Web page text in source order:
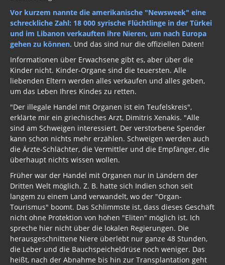
Vor kurzem nannte die amerikanische "Newsweek" eine
schreckliche Zahl: 18 000 syrische Flüchtlinge in der Türkei
und im Libanon verkauften ihre Nieren, um nach Europa
gehen zu können. Und das sind nur die offiziellen Daten!
Informationen über Erwachsene gibt es, aber über die
Kinder nicht. Kinder-Organe sind die teuersten. Alle
liebenden Eltern werden alles verkaufen und alles geben,
um das Leben Ihres Kindes zu retten.
"Der illegale Handel mit Organen ist ein Teufelskreis",
erklärte mir ein griechisches Arzt, Dimitris Xenakis. "Alle
sind am Schweigen interessiert. Der verstorbene Spender
kann schon nichts mehr erzählen. Schweigen werden auch
die Ärzte-Schlächter, die Vermittler und die Empfänger, die
überhaupt nichts wissen wollen.
Früher war der Handel mit Organen nur in Ländern der
Dritten Welt möglich. Z. B. hatte sich Indien schon seit
langem zu einem Land verwandelt, wo der "Organ-
Tourismus" boomt. Das Schlimmste ist, dass dieses Geschäft
nicht ohne Protektion von hohen "Eliten" möglich ist. Ich
spreche hier nicht über die lokalen Regierungen. Die
herausgeschnittene Niere überlebt nur ganze 48 Stunden,
die Leber und die Bauchspeicheldrüse noch weniger. Das
heißt, nach der Abnahme bis hin zur Transplantation geht